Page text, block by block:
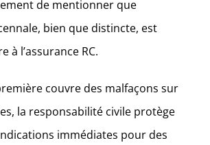
de mentionner que
bien que distincte, est
à l’assurance RC.
couvre des malfaçons sur
la responsabilité civile protège
immédiates pour des